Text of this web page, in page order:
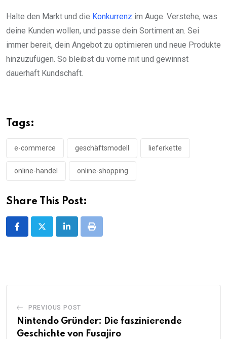
Halte den Markt und die Konkurrenz im Auge. Verstehe, was
deine Kunden wollen, und passe dein Sortiment an. Sei
immer bereit, dein Angebot zu optimieren und neue Produkte
hinzuzufügen. So bleibst du vorne mit und gewinnst
dauerhaft Kundschaft.
Tags:
e-commerce geschäftsmodell lieferkette
online-handel online-shopping
Share This Post:
LinkedInPrint
PREVIOUS POST
Nintendo Gründer: Die faszinierende
Geschichte von Fusajiro